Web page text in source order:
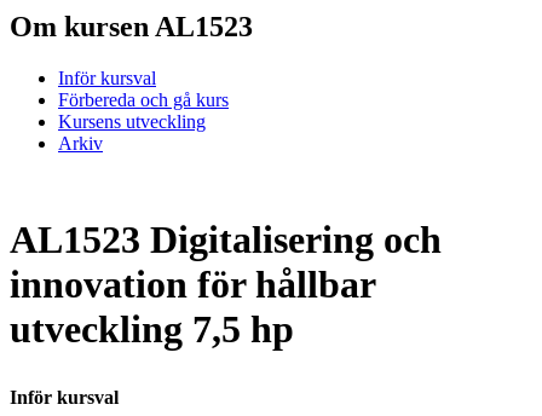
Om kursen AL1523
Inför kursval
Förbereda och gå kurs
Kursens utveckling
Arkiv
AL1523 Digitalisering och
innovation för hållbar
utveckling 7,5 hp
Inför kursval